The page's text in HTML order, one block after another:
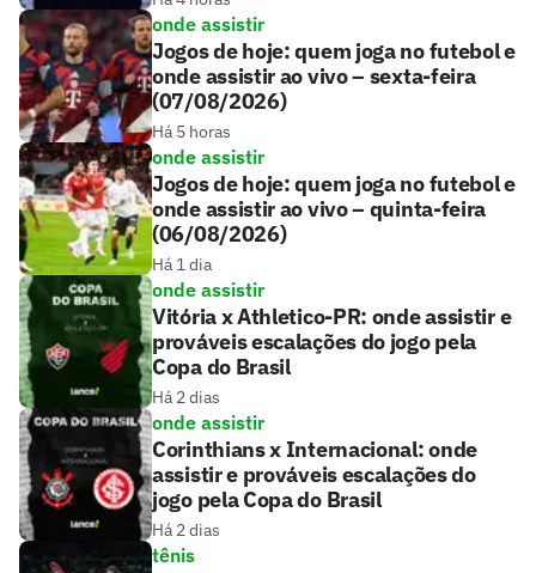
onde assistir
Jogos de hoje: quem joga no futebol e
onde assistir ao vivo – sexta-feira
(07/08/2026)
Há 5 horas
onde assistir
Jogos de hoje: quem joga no futebol e
onde assistir ao vivo – quinta-feira
(06/08/2026)
Há 1 dia
onde assistir
Vitória x Athletico-PR: onde assistir e
prováveis escalações do jogo pela
Copa do Brasil
Há 2 dias
onde assistir
Corinthians x Internacional: onde
assistir e prováveis escalações do
jogo pela Copa do Brasil
Há 2 dias
tênis